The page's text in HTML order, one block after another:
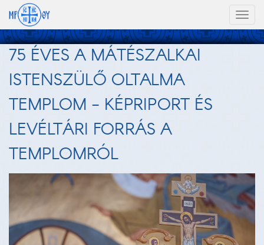
75 ÉVES A MÁTÉSZALKAI
ISTENSZÜLŐ OLTALMA
TEMPLOM - KÉPRIPORT ÉS
LEVÉLTÁRI FORRÁS A
TEMPLOMRÓL